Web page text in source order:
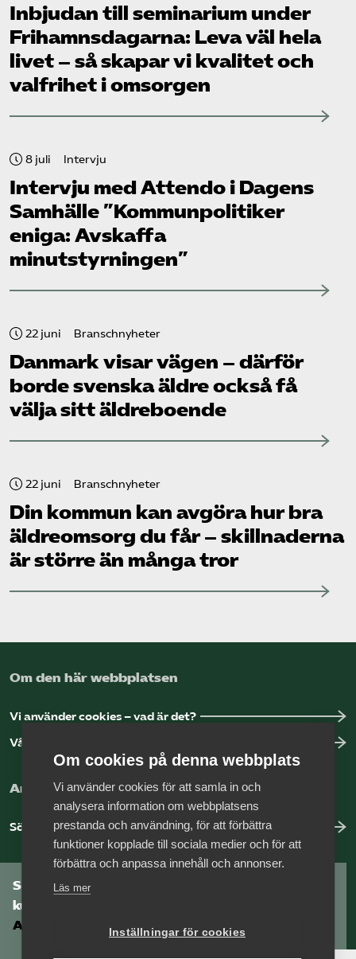
Inbjudan till seminarium under
Frihamns­dagarna: Leva väl hela
livet – så skapar vi kvalitet och
valfrihet i omsorgen
8 juli Intervju
Intervju med Attendo i Dagens
Samhälle ”Kommunpolitiker
eniga: Avskaffa
minutstyrningen”
22 juni Branschnyheter
Danmark visar vägen – därför
borde svenska äldre också få
välja sitt äldreboende
22 juni Branschnyheter
Din kommun kan avgöra hur bra
äldreomsorg du får – skillnaderna
är större än många tror
Om den här webbplatsen
Vi använder cookies – vad är det?
Vår dataskyddspolicy
Arbeta hos Vårdföretagarna?
Sök jobb hos oss
Som medlem har du tillgång till vår digitala
kunskapsbank
Arbetsgivarguiden
Om cookies på denna webbplats
Vi använder cookies för att samla in och
analysera information om webbplatsens
prestanda och användning, för att förbättra
funktioner kopplade till sociala medier och för att
förbättra och anpassa innehåll och annonser.
Läs mer
Inställningar för cookies